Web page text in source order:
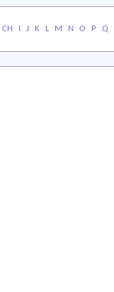
CH I J K L M N O P Q